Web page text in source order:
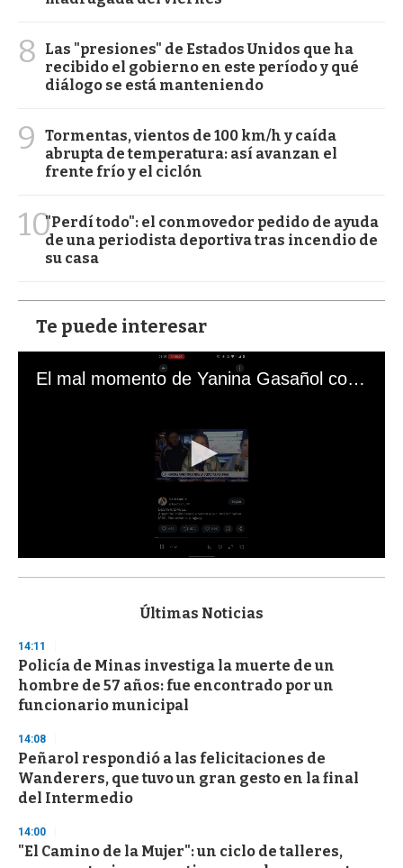
8
Las "presiones" de Estados Unidos que ha
recibido el gobierno en este período y qué
diálogo se está manteniendo
9
Tormentas, vientos de 100 km/h y caída
abrupta de temperatura: así avanzan el
frente frío y el ciclón
10"Perdí todo": el conmovedor pedido de ayuda
de una periodista deportiva tras incendio de
su casa
Te puede interesar
El mal momento de Yanina Gasañol con un hincha argentino en "Subrayado"
s
d
s
o
f
3
s
e
c
o
n
Últimas Noticias
14:11
Policía de Minas investiga la muerte de un
hombre de 57 años: fue encontrado por un
funcionario municipal
14:08
Peñarol respondió a las felicitaciones de
Wanderers, que tuvo un gran gesto en la final
del Intermedio
14:00
"El Camino de la Mujer": un ciclo de talleres,